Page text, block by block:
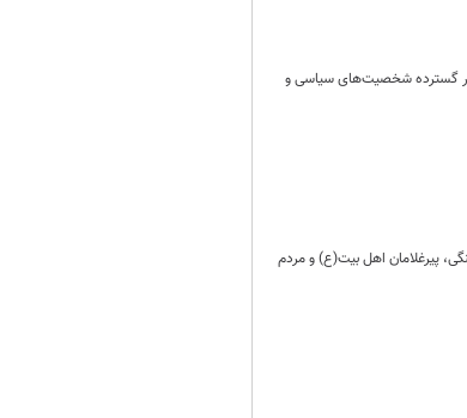
لبیک گفت و پیکر این پیرغلام اهل بیت(ع) صبح روز ۱۲ فروردین با حضور گسترده شخصیت‌های سیاسی و
شخصیت‌های سیاسی و فرهنگی، پیرغلامان اهل بیت(ع) و مردم